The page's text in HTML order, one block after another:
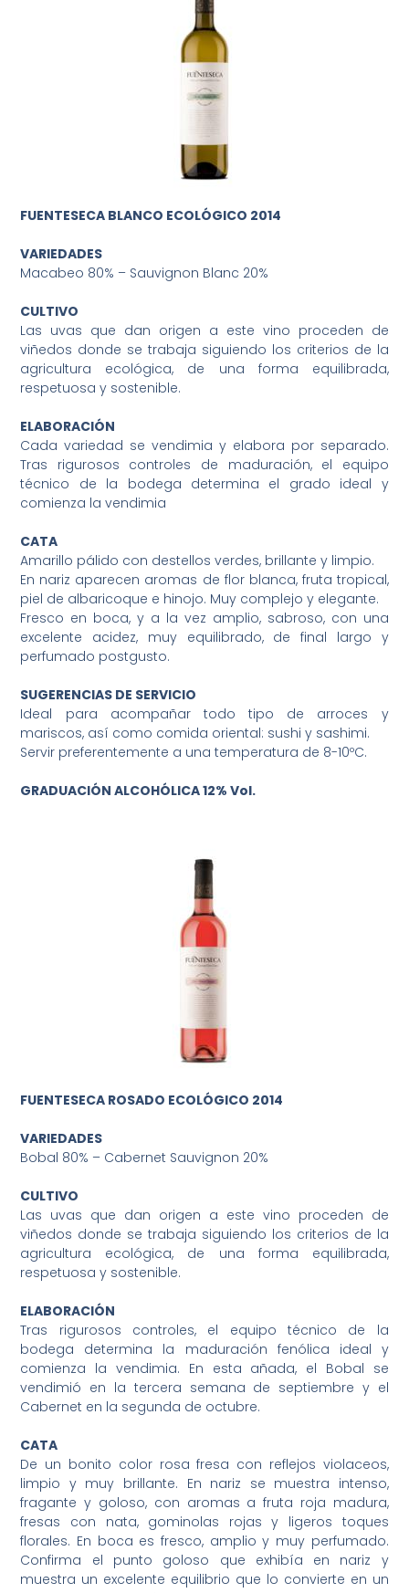
FUENTESECA BLANCO ECOLÓGICO 2014
VARIEDADES
Macabeo 80% – Sauvignon Blanc 20%
CULTIVO
Las uvas que dan origen a este vino proceden de
viñedos donde se trabaja siguiendo los criterios de la
agricultura ecológica, de una forma equilibrada,
respetuosa y sostenible.
ELABORACIÓN
Cada variedad se vendimia y elabora por separado.
Tras rigurosos controles de maduración, el equipo
técnico de la bodega determina el grado ideal y
comienza la vendimia
CATA
Amarillo pálido con destellos verdes, brillante y limpio.
En nariz aparecen aromas de flor blanca, fruta tropical,
piel de albaricoque e hinojo. Muy complejo y elegante.
Fresco en boca, y a la vez amplio, sabroso, con una
excelente acidez, muy equilibrado, de final largo y
perfumado postgusto.
SUGERENCIAS DE SERVICIO
Ideal para acompañar todo tipo de arroces y
mariscos, así como comida oriental: sushi y sashimi.
Servir preferentemente a una temperatura de 8-10ºC.
GRADUACIÓN ALCOHÓLICA 12% Vol.
FUENTESECA ROSADO ECOLÓGICO 2014
VARIEDADES
Bobal 80% – Cabernet Sauvignon 20%
CULTIVO
Las uvas que dan origen a este vino proceden de
viñedos donde se trabaja siguiendo los criterios de la
agricultura ecológica, de una forma equilibrada,
respetuosa y sostenible.
ELABORACIÓN
Tras rigurosos controles, el equipo técnico de la
bodega determina la maduración fenólica ideal y
comienza la vendimia. En esta añada, el Bobal se
vendimió en la tercera semana de septiembre y el
Cabernet en la segunda de octubre.
CATA
De un bonito color rosa fresa con reflejos violaceos,
limpio y muy brillante. En nariz se muestra intenso,
fragante y goloso, con aromas a fruta roja madura,
fresas con nata, gominolas rojas y ligeros toques
florales. En boca es fresco, amplio y muy perfumado.
Confirma el punto goloso que exhibía en nariz y
muestra un excelente equilibrio que lo convierte en un